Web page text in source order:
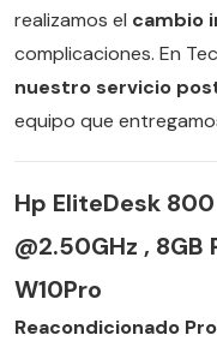
realizamos el cambio
complicaciones. En
nuestro servicio
equipo que
Hp EliteDesk
@2.50GHz , 8GB
W10Pro
Reacondicionado